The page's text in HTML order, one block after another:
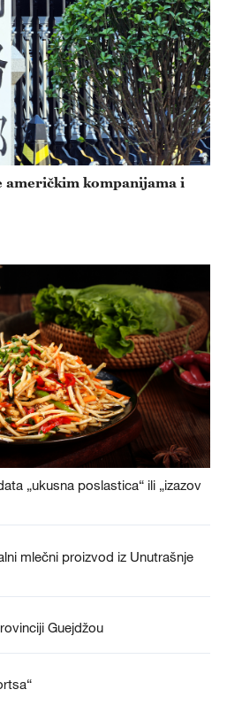
kompanijama i
„ukusna poslastica“ ili „izazov
mlečni proizvod iz Unutrašnje
Guejdžou